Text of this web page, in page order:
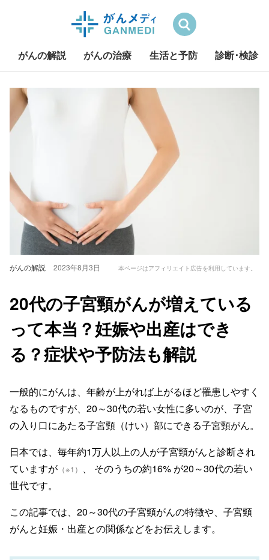
検索
がんの解説 がんの治療 生活と予防 診断･検診
がんの解説 2023年8月3日 本ページはアフィリエイト広告を利用しています。
20代の子宮頸がんが増えている
って本当？妊娠や出産はでき
る？症状や予防法も解説
一般的にがんは、年齢が上がれば上がるほど罹患しやすく
なるものですが、20～30代の若い女性に多いのが、子宮
の入り口にあたる子宮頸（けい）部にできる子宮頸がん。
日本では、毎年約1万人以上の人が子宮頸がんと診断され
ていますが （※1） 、 そのうちの約16% が20～30代の若い
世代です。
この記事では、20～30代の子宮頸がんの特徴や、子宮頸
がんと妊娠・出産との関係などをお伝えします。